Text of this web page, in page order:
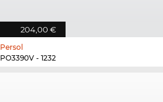
204,00 €
Persol
PO3390V - 1232